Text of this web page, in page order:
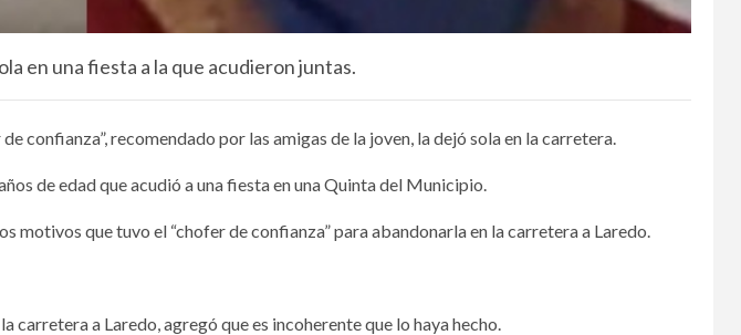
en una fiesta a la que acudieron juntas.
confianza”, recomendado por las amigas de la joven, la dejó sola en la carretera.
de edad que acudió a una fiesta en una Quinta del Municipio.
motivos que tuvo el “chofer de confianza” para abandonarla en la carretera a Laredo.
carretera a Laredo, agregó que es incoherente que lo haya hecho.